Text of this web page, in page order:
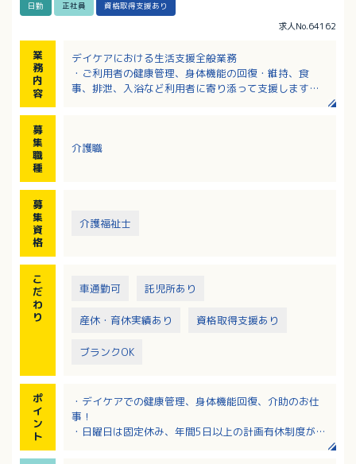
日勤 正社員 資格取得支援あり
求人No.64162
業
務
内
容
デイケアにおける生活支援全般業務
・ご利用者の健康管理、身体機能の回復・維持、食
事、排泄、入浴など利用者に寄り添って支援します。
・記録・報告業務
募
集
職
種
介護職
募
集
資
格
介護福祉士
こ
だ
わ
り
車通勤可 託児所あり
産休・育休実績あり 資格取得支援あり
ブランクOK
ポ
イ
ン
ト
・デイケアでの健康管理、身体機能回復、介助のお仕
事！
・日曜日は固定休み、年間5日以上の計画有休制度があ